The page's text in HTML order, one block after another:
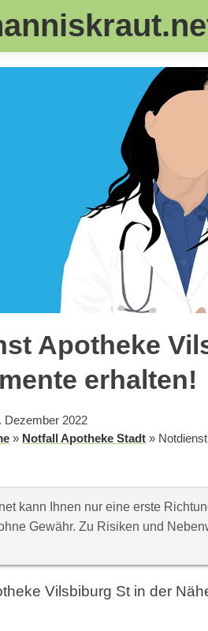
Apotheke
erhalten!
Dezember 2022
» Notfall Apotheke Stadt »
kann Ihnen nur eine erste
Gewähr. Zu Risiken und
Vilsbiburg St in der